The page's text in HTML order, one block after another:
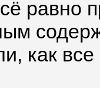
равно
как